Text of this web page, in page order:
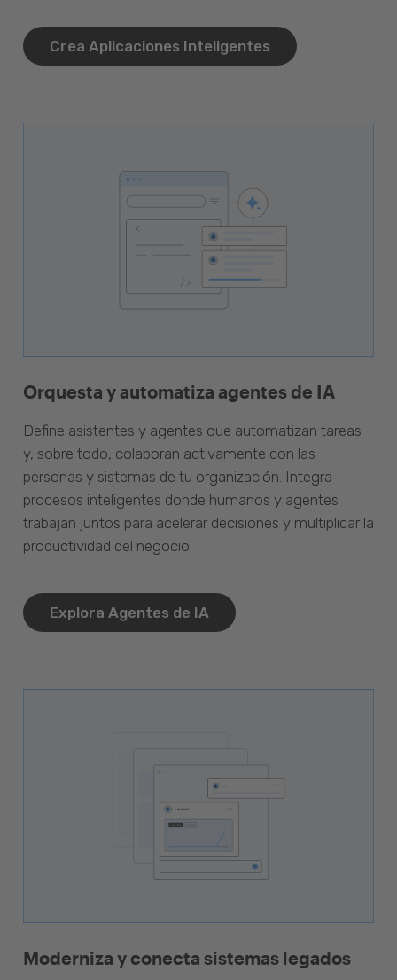
Crea Aplicaciones Inteligentes
Orquesta y automatiza agentes de IA
Define asistentes y agentes que automatizan tareas
y, sobre todo, colaboran activamente con las
personas y sistemas de tu organización. Integra
procesos inteligentes donde humanos y agentes
trabajan juntos para acelerar decisiones y multiplicar la
productividad del negocio.
Explora Agentes de IA
Moderniza y conecta sistemas legados